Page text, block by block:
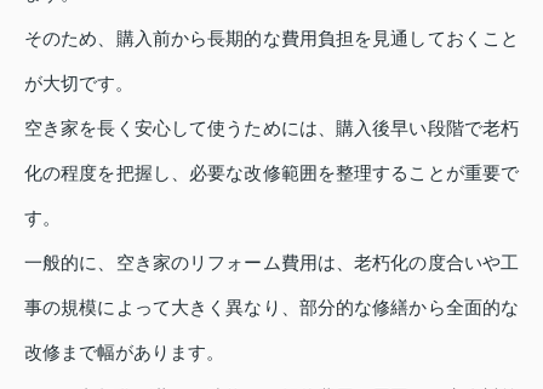
そのため、購入前から長期的な費用負担を見通しておくこと
が大切です。
空き家を長く安心して使うためには、購入後早い段階で老朽
化の程度を把握し、必要な改修範囲を整理することが重要で
す。
一般的に、空き家のリフォーム費用は、老朽化の度合いや工
事の規模によって大きく異なり、部分的な修繕から全面的な
改修まで幅があります。